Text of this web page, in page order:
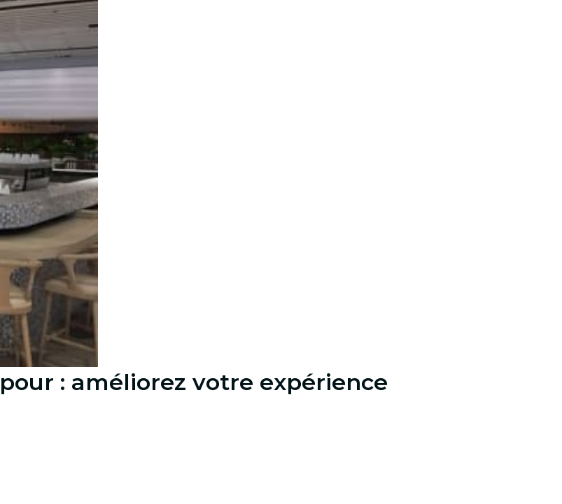
: améliorez votre expérience